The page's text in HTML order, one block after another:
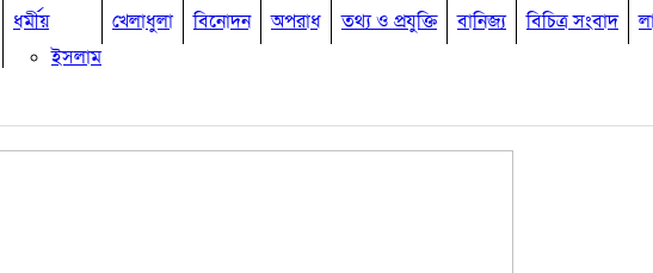
ধর্মীয়
ইসলাম
খেলাধুলা বিনোদন অপরাধ তথ্য ও প্রযুক্তি বানিজ্য বিচিত্র সংবাদ